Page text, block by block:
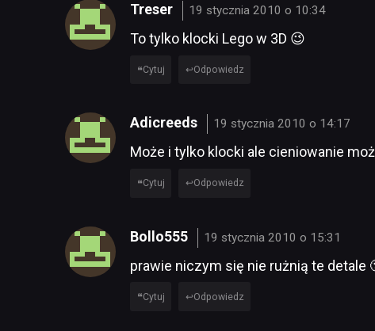
Treser 19 stycznia 2010 o 10:34
To tylko klocki Lego w 3D 😉
Cytuj Odpowiedz
Adicreeds 19 stycznia 2010 o 14:17
Może i tylko klocki ale cieniowanie
Cytuj Odpowiedz
Bollo555 19 stycznia 2010 o 15:31
prawie niczym się nie rużnią te detale
Cytuj Odpowiedz